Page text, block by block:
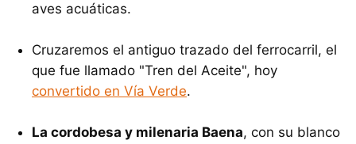
aves acuáticas.
Cruzaremos el antiguo trazado del ferrocarril, el
que fue llamado "Tren del Aceite", hoy
convertido en Vía Verde.
La cordobesa y milenaria Baena, con su blanco